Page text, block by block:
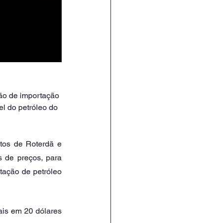
de importação
do petróleo do
de Roterdã e
de preços, para
de petróleo
em 20 dólares